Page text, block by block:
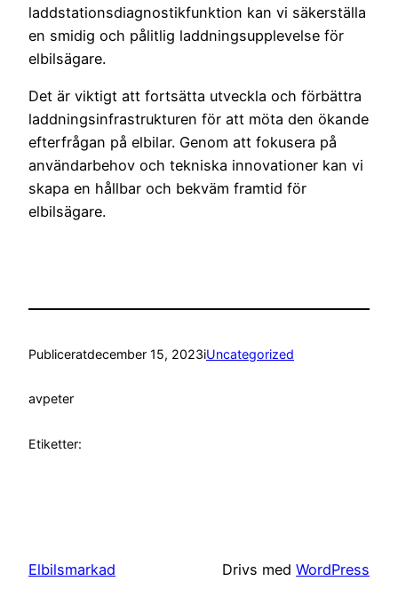
laddstationsdiagnostikfunktion kan vi säkerställa
en smidig och pålitlig laddningsupplevelse för
elbilsägare.
Det är viktigt att fortsätta utveckla och förbättra
laddningsinfrastrukturen för att möta den ökande
efterfrågan på elbilar. Genom att fokusera på
användarbehov och tekniska innovationer kan vi
skapa en hållbar och bekväm framtid för
elbilsägare.
Publiceratdecember 15, 2023iUncategorized
avpeter
Etiketter:
Elbilsmarkad Drivs med WordPress